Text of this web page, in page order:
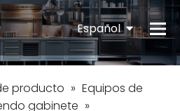
Español
English
producto » Equipos de
gabinete »